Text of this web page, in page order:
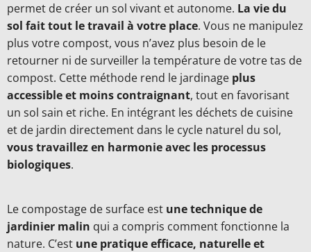
permet de créer un sol vivant et autonome. La vie du
sol fait tout le travail à votre place. Vous ne manipulez
plus votre compost, vous n’avez plus besoin de le
retourner ni de surveiller la température de votre tas de
compost. Cette méthode rend le jardinage plus
accessible et moins contraignant, tout en favorisant
un sol sain et riche. En intégrant les déchets de cuisine
et de jardin directement dans le cycle naturel du sol,
vous travaillez en harmonie avec les processus
biologiques.
Le compostage de surface est une technique de
jardinier malin qui a compris comment fonctionne la
nature. C’est une pratique efficace, naturelle et